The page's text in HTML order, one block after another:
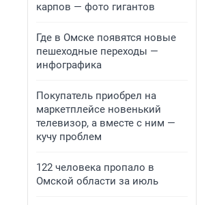
карпов — фото гигантов
Где в Омске появятся новые
пешеходные переходы —
инфографика
Покупатель приобрел на
маркетплейсе новенький
телевизор, а вместе с ним —
кучу проблем
122 человека пропало в
Омской области за июль